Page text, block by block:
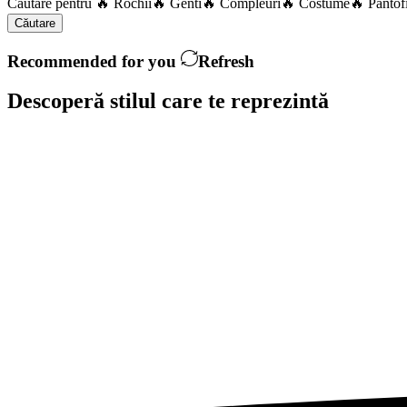
Căutare pentru 🔥 Rochii 🔥 Genti 🔥 Compleuri 🔥 Costume🔥
Căutare
Recommended for you Refresh
Descoperă stilul care te reprezintă